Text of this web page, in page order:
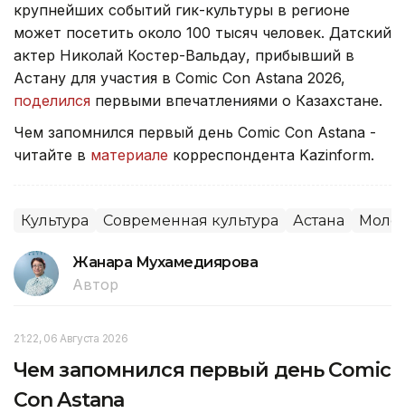
крупнейших событий гик-культуры в регионе
может посетить около 100 тысяч человек. Датский
актер Николай Костер-Вальдау, прибывший в
Астану для участия в Comic Con Astana 2026,
поделился первыми впечатлениями о Казахстане.
Чем запомнился первый день Comic Con Astana -
читайте в материале корреспондента Kazinform.
Культура Современная культура Астана
Жанара Мухамедиярова
Автор
21:22, 06 Августа 2026
Чем запомнился первый день Comic
Con Astana